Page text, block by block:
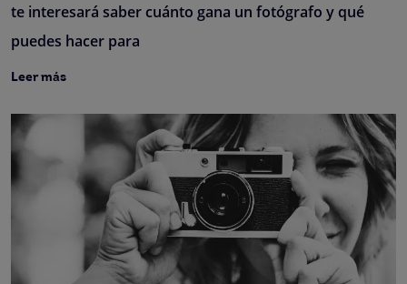
te interesará saber cuánto gana un fotógrafo y qué
puedes hacer para
Leer más